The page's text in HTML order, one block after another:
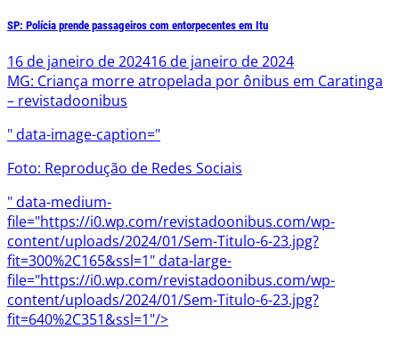
SP: Polícia prende passageiros com entorpecentes em Itu
16 de janeiro de 202416 de janeiro de 2024
MG: Criança morre atropelada por ônibus em Caratinga
– revistadoonibus
" data-image-caption="
Foto: Reprodução de Redes Sociais
" data-medium-
file="https://i0.wp.com/revistadoonibus.com/wp-
content/uploads/2024/01/Sem-Titulo-6-23.jpg?
fit=300%2C165&ssl=1" data-large-
file="https://i0.wp.com/revistadoonibus.com/wp-
content/uploads/2024/01/Sem-Titulo-6-23.jpg?
fit=640%2C351&ssl=1"/>